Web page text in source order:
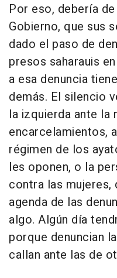
Por eso, debería
Gobierno, que sus
dado el paso de
presos saharauis
a esa denuncia
demás. El silencio
la izquierda ante la
encarcelamientos,
régimen de los
les oponen, o la
contra las mujeres,
agenda de las
algo. Algún día
porque denuncian
callan ante las de